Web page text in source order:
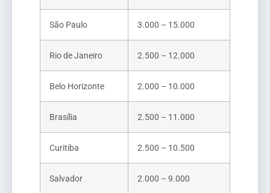
São Paulo 3.000 – 15.000
Rio de Janeiro 2.500 – 12.000
Belo Horizonte 2.000 – 10.000
Brasília 2.500 – 11.000
Curitiba 2.500 – 10.500
Salvador 2.000 – 9.000